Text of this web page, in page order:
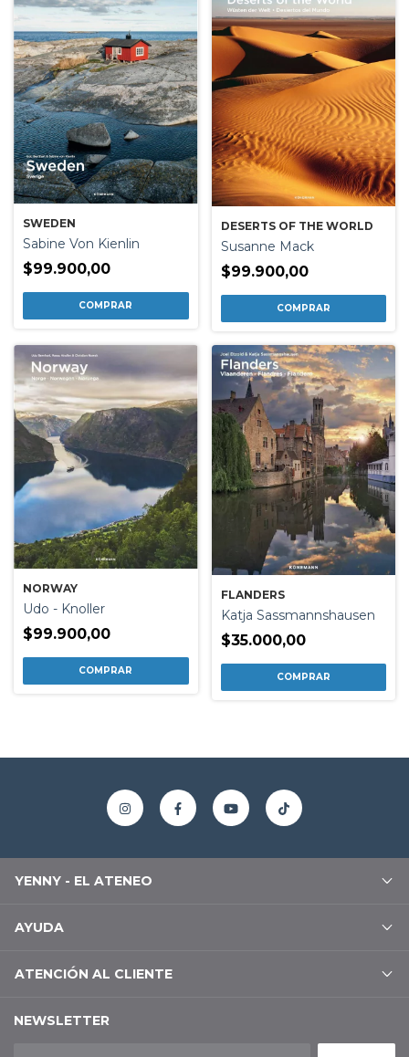
SWEDEN
Sabine Von Kienlin
$99.900,00
DESERTS OF THE WORLD
Susanne Mack
$99.900,00
NORWAY
Udo - Knoller
$99.900,00
FLANDERS
Katja Sassmannshausen
$35.000,00
YENNY - EL ATENEO
AYUDA
ATENCIÓN AL CLIENTE
NEWSLETTER